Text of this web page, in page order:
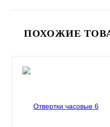
ПОХОЖИЕ